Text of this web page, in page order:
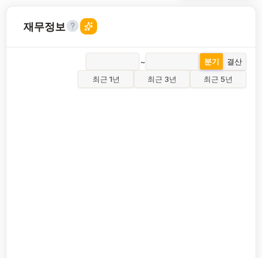
재무정보
~ 분기
결산
최근 1년
최근 3년 최근 5년